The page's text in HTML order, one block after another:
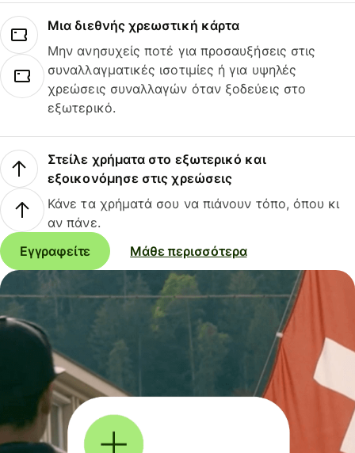
Μια διεθνής χρεωστική κάρτα
Μην ανησυχείς ποτέ για προσαυξήσεις στις
συναλλαγματικές ισοτιμίες ή για υψηλές
χρεώσεις συναλλαγών όταν ξοδεύεις στο
εξωτερικό.
Στείλε χρήματα στο εξωτερικό και
εξοικονόμησε στις χρεώσεις
Κάνε τα χρήματά σου να πιάνουν τόπο, όπου κι
αν πάνε.
Εγγραφείτε
Μάθε περισσότερα